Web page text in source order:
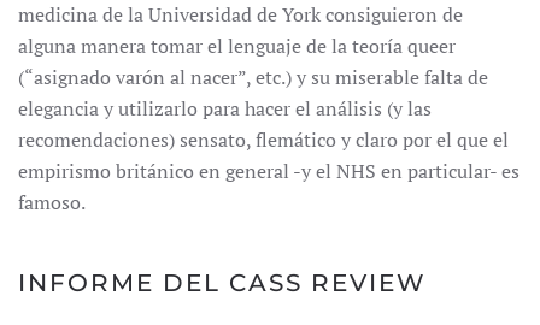
medicina de la Universidad de York consiguieron de
alguna manera tomar el lenguaje de la teoría queer
(“asignado varón al nacer”, etc.) y su miserable falta de
elegancia y utilizarlo para hacer el análisis (y las
recomendaciones) sensato, flemático y claro por el que el
empirismo británico en general -y el NHS en particular- es
famoso.
INFORME DEL CASS REVIEW